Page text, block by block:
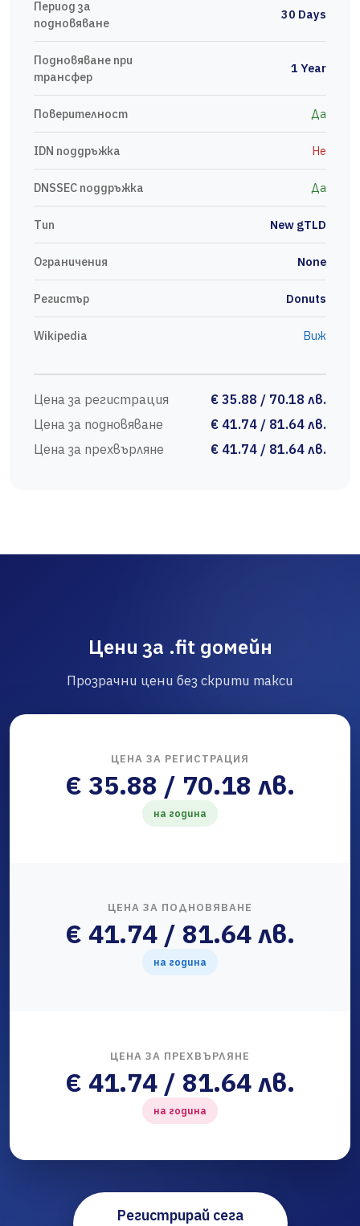
Период за
подновяване
30 Days
Подновяване при
трансфер
1 Year
Поверителност Да
IDN поддръжка Не
DNSSEC поддръжка Да
Тип New gTLD
Ограничения None
Регистър Donuts
Wikipedia Виж
Цена за регистрация
€ 35.88 / 70.18 лв.
Цена за подновяване
€ 41.74 / 81.64 лв.
Цена за прехвърляне
€ 41.74 / 81.64 лв.
Цени за .fit домейн
Прозрачни цени без скрити такси
ЦЕНА ЗА РЕГИСТРАЦИЯ
€ 35.88 / 70.18 лв.
на година
ЦЕНА ЗА ПОДНОВЯВАНЕ
€ 41.74 / 81.64 лв.
на година
ЦЕНА ЗА ПРЕХВЪРЛЯНЕ
€ 41.74 / 81.64 лв.
на година
Регистрирай сега